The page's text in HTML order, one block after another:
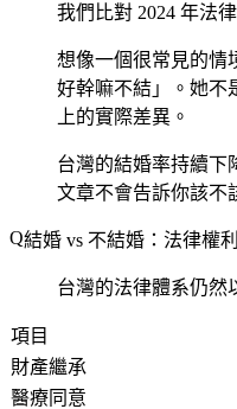
我們比對 2024 年法
想像一個很常見的情
好幹嘛不結」。她不
上的實際差異。
台灣的結婚率持續下
文章不會告訴你該不
結婚 vs 不結婚：法律權
台灣的法律體系仍然
項目
財產繼承
醫療同意